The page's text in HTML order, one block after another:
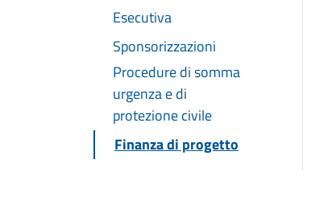
Esecutiva
Sponsorizzazioni
Procedure di somma
urgenza e di
protezione civile
Finanza di progetto